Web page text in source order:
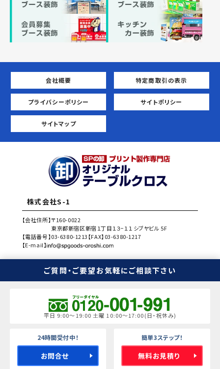
会社概要 特定商取引の表示
プライバシーポリシー サイトポリシー
サイトマップ
株式会社S-1
【会社住所】〒160-0022
東京都新宿区新宿１丁目１３−１１ シブヤビル 5F
【電話番号】03-6380-1213 【FAX】 03-6380-1217
【E-mail】
ご質問・ご要望お気軽にご相談下さい
平日 9:00～19:00 土曜 10:00～17:00(日・祝休み)
24時間受付中！
お問合せ
簡単3ステップ！
無料お見積り